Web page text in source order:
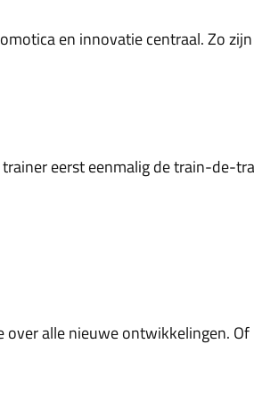
en innovatie centraal. Zo
eerst eenmalig de train-de-
alle nieuwe ontwikkelingen.